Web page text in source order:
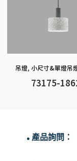
吊燈, 小尺寸&單燈吊
73175-
● 產品詢問：